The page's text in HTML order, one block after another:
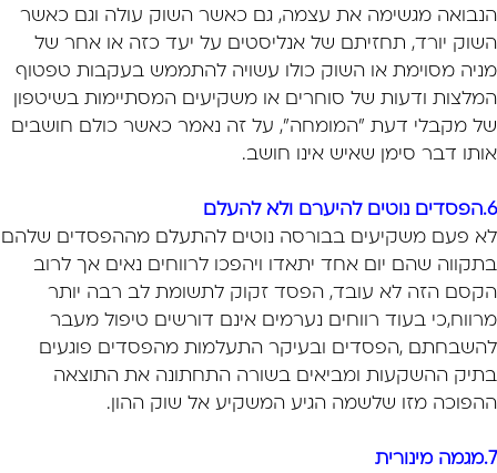
הנבואה מגשימה את עצמה, גם כאשר השוק עולה וגם כאשר
השוק יורד, תחזיתם של אנליסטים על יעד כזה או אחר של
מניה מסוימת או השוק כולו עשויה להתממש בעקבות טפטוף
המלצות ודעות של סוחרים או משקיעים המסתיימות בשיטפון
של מקבלי דעת "המומחה", על זה נאמר כאשר כולם חושבים
אותו דבר סימן שאיש אינו חושב.
6.הפסדים נוטים להיערם ולא להעלם
לא פעם משקיעים בבורסה נוטים להתעלם מההפסדים שלהם
בתקווה שהם יום אחד יתאדו ויהפכו לרווחים נאים אך לרוב
הקסם הזה לא עובד, הפסד זקוק לתשומת לב רבה יותר
מרווח,כי בעוד רווחים נערמים אינם דורשים טיפול מעבר
להשבחתם ,הפסדים ובעיקר התעלמות מהפסדים פוגעים
בתיק ההשקעות ומביאים בשורה התחתונה את התוצאה
ההפוכה מזו שלשמה הגיע המשקיע אל שוק ההון.
7.מגמה מינורית